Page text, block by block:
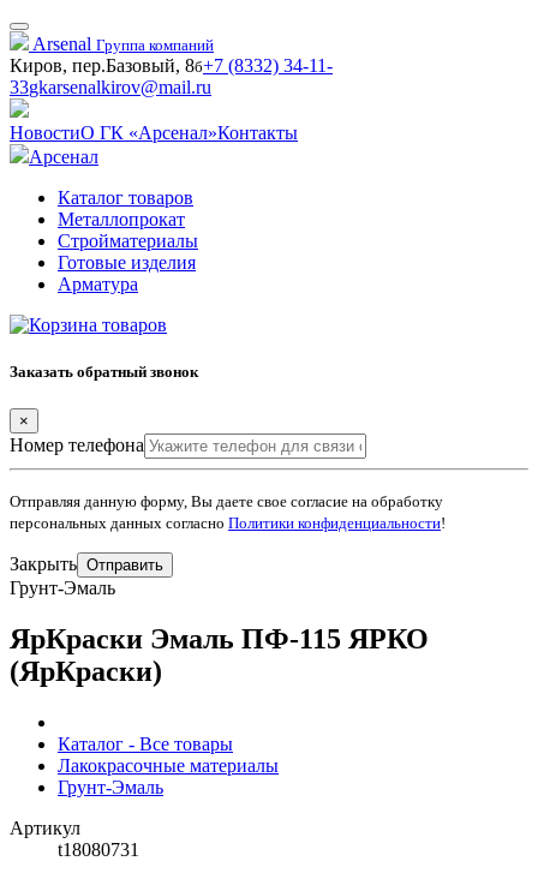
Arsenal Группа компаний
Киров, пер.Базовый, 8б+7 (8332) 34-11-
33gkarsenalkirov@mail.ru
НовостиО ГК «Арсенал»Контакты
Арсенал
Каталог товаров
Металлопрокат
Стройматериалы
Готовые изделия
Арматура
Заказать обратный звонок
×
Номер телефона
Отправляя данную форму, Вы даете свое согласие на обработку
персональных данных согласно Политики конфиденциальности!
Закрыть Отправить
Грунт-Эмаль
ЯрКраски Эмаль ПФ-115 ЯРКО
(ЯрКраски)
Каталог - Все товары
Лакокрасочные материалы
Грунт-Эмаль
Артикул
t18080731